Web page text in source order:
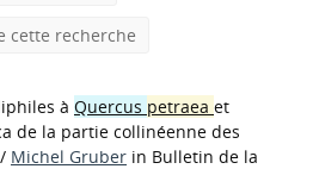
cette recherche
à Quercus petraea et
de la partie collinéenne des
/ Michel Gruber in Bulletin de la